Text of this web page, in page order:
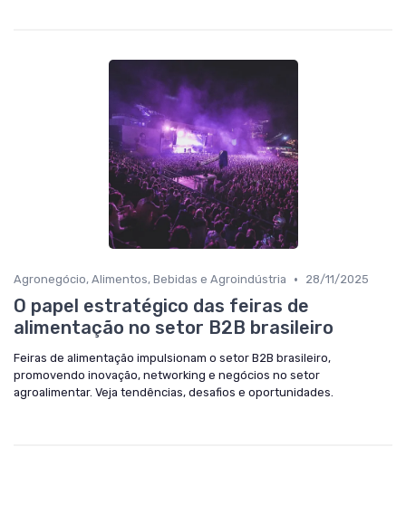
Agronegócio, Alimentos, Bebidas e Agroindústria • 28/11/2025
O papel estratégico das feiras de
alimentação no setor B2B brasileiro
Feiras de alimentação impulsionam o setor B2B brasileiro,
promovendo inovação, networking e negócios no setor
agroalimentar. Veja tendências, desafios e oportunidades.